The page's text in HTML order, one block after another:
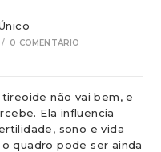
/ 0 COMENTÁRIO
não vai bem, e
Ela influencia
sono e vida
quadro pode ser ainda